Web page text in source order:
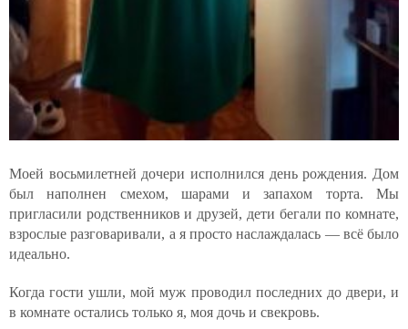
Моей восьмилетней дочери исполнился день рождения. Дом
был наполнен смехом, шарами и запахом торта. Мы
пригласили родственников и друзей, дети бегали по комнате,
взрослые разговаривали, а я просто наслаждалась — всё было
идеально.
Когда гости ушли, мой муж проводил последних до двери, и
в комнате остались только я, моя дочь и свекровь.